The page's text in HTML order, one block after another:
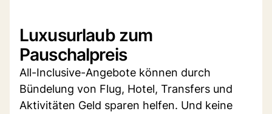
Luxusurlaub zum
Pauschalpreis
All-Inclusive-Angebote können durch
Bündelung von Flug, Hotel, Transfers und
Aktivitäten Geld sparen helfen. Und keine